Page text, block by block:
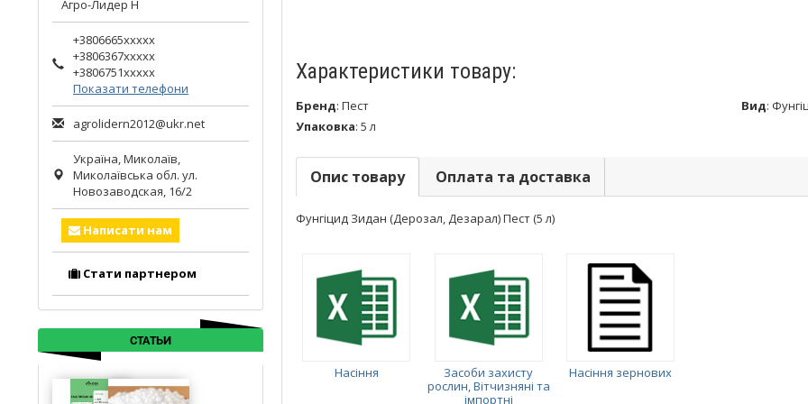
Характеристики товару:
Бренд: Пест Вид:
Упаковка: 5 л
Опис товару Оплата та доставка
Фунгіцид Зидан (Дерозал, Дезарал) Пест (5 л)
Насіння
Засоби захисту
рослин, Вітчизняні та
імпортні
Насіння зернових
Агро-Лидер Н
+3806665xxxxx
+3806367xxxxx
+3806751xxxxx
Показати телефони
agrolidern2012@ukr.net
Україна,Миколаїв,
Миколаївська обл. ул.
Новозаводская, 16/2
Написати нам
Стати партнером
СТАТЬИ